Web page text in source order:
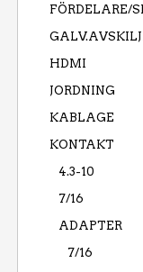
FÖRDELARE/
HDMI
JORDNING
KABLAGE
KONTAKT
4.3-10
7/16
ADAPTER
7/16